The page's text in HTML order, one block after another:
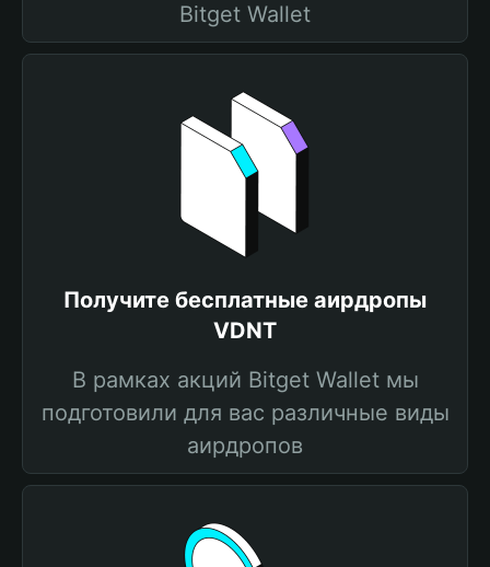
Bitget Wallet
Получите бесплатные аирдропы
VDNT
В рамках акций Bitget Wallet мы
подготовили для вас различные виды
аирдропов